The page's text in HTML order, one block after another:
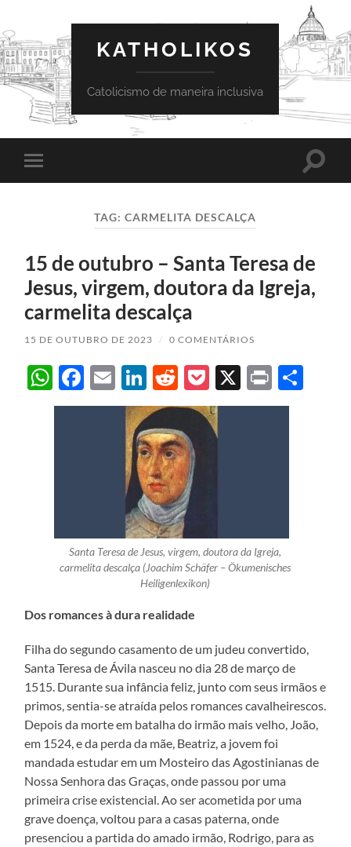
KATHOLIKOS
Catolicismo de maneira inclusiva
Toggle
mobile
Toggle
TAG:CARMELITA DESCALÇA
15 de outubro – Santa Teresa de
Jesus, virgem, doutora da Igreja,
carmelita descalça
15 DE OUTUBRO DE 2023 / 0 COMENTÁRIOS
WhatsApp
Facebook
EmailLinkedIn
Reddit
Pocket
X Print
Santa Teresa de Jesus, virgem, doutora da Igreja,
carmelita descalça (Joachim Schäfer – Ökumenisches
Heiligenlexikon)
Dos romances à dura realidade
Filha do segundo casamento de um judeu convertido,
Santa Teresa de Ávila nasceu no dia 28 de março de
1515. Durante sua infância feliz, junto com seus irmãos e
primos, sentia-se atraída pelos romances cavalheirescos.
Depois da morte em batalha do irmão mais velho, João,
em 1524, e da perda da mãe, Beatriz, a jovem foi
mandada estudar em um Mosteiro das Agostinianas de
Nossa Senhora das Graças, onde passou por uma
primeira crise existencial. Ao ser acometida por uma
grave doença, voltou para a casas paterna, onde
presenciou a partida do amado irmão, Rodrigo, para as